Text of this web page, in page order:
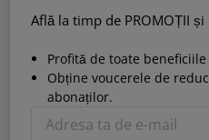
Află la timp de PROMOȚII și
Profită de toate
Obține voucerele de
abonaților.